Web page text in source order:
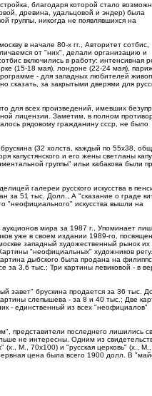
благодаря которой стало
древина, удальцовой и эндер) была
группы, никогда не появлявшихся на
в начале 80-х гг., Авторитет сотбис,
от "них", делали организацию и
включились в работу: интенсивная
(15-18 мая), лондоне (22-24 мая),
- для западных любителей
сказать, за закрытыми дверями для
для всех произведений, имевших
лицензии. Заметим, в полном
рядовому гражданину ссср, не было
(32 холста, каждый по 55х38,
капустянского и его жены светланы
группы" ильи кабакова были
галереи русского искусства в
за 51 тыс. Долл., А "сказание о граде
"неофициального" искусства вышли на
мира за 1987 г., Упоминает
уже в своем издании 1989-го,
западный художественный рынок
"неофициальных" художников
дыбского была продана на
3,6 тыс.; Три картины левиковой - в
завет" брускина продается за 36 тыс.
слепышева - за 8 и 40 тыс.; Две
- единственный из всех "неофициалов"
представители последнего лишились
не интересны. Одним из
М., 70х100) и "русская церковь" (х., М.,
цена была всего 1900 долл. В